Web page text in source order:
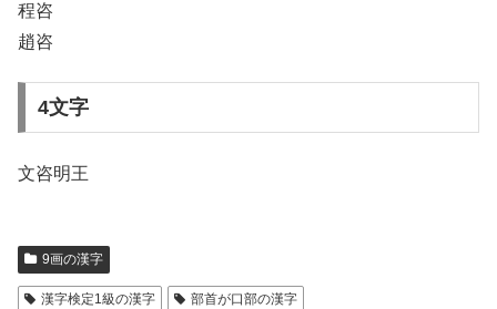
程咨
趙咨
4文字
文咨明王
9画の漢字
漢字検定1級の漢字 部首が口部の漢字